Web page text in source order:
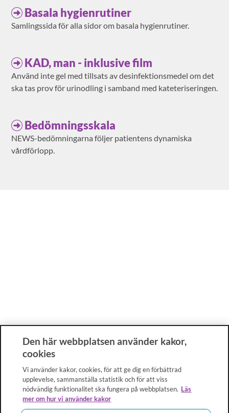
Basala hygienrutiner
Samlingssida för alla sidor om basala hygienrutiner.
KAD, man - inklusive film
Använd inte gel med tillsats av desinfektionsmedel om det
ska tas prov för urinodling i samband med kateteriseringen.
Bedömningsskala
NEWS-bedömningarna följer patientens dynamiska
vårdförlopp.
Den här webbplatsen använder kakor,
cookies
Vi använder kakor, cookies, för att ge dig en förbättrad
upplevelse, sammanställa statistik och för att viss
nödvändig funktionalitet ska fungera på webbplatsen. Läs
mer om hur vi använder kakor